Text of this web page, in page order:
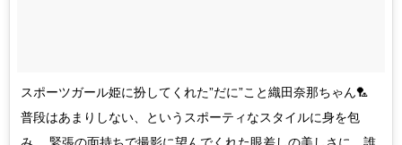
スポーツガール姫に扮してくれた”だに”こと織田奈那ちゃん🏸
普段はあまりしない、というスポーティなスタイルに身を包